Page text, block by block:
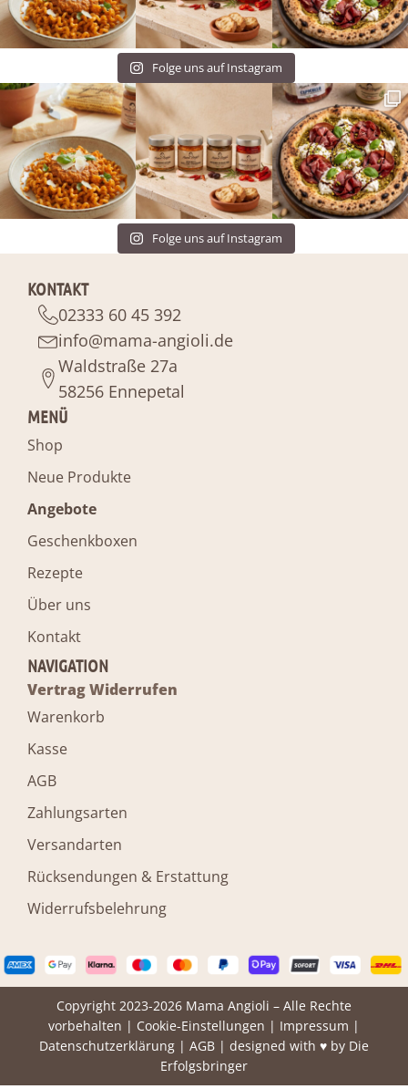
Folge uns auf Instagram
Folge uns auf Instagram
KONTAKT
02333 60 45 392
info@mama-angioli.de
Waldstraße 27a
58256 Ennepetal
MENÜ
Shop
Neue Produkte
Angebote
Geschenkboxen
Rezepte
Über uns
Kontakt
NAVIGATION
Vertrag Widerrufen
Warenkorb
Kasse
AGB
Zahlungsarten
Versandarten
Rücksendungen & Erstattung
Widerrufsbelehrung
Copyright 2023-2026 Mama Angioli – Alle Rechte
vorbehalten | Cookie-Einstellungen | Impressum |
Datenschutzerklärung | AGB | designed with ♥ by Die
Erfolgsbringer